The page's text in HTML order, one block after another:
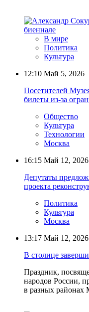
В мире
Политика
Культура
12:10 Май 5, 2026
Посетителей
билеты из-за
Общество
Культура
Технологии
Москва
16:15 Май 12, 2026
Депутаты
проекта
Политика
Культура
Москва
13:17 Май 12, 2026
В столице
Праздник,
народов России,
в разных районах